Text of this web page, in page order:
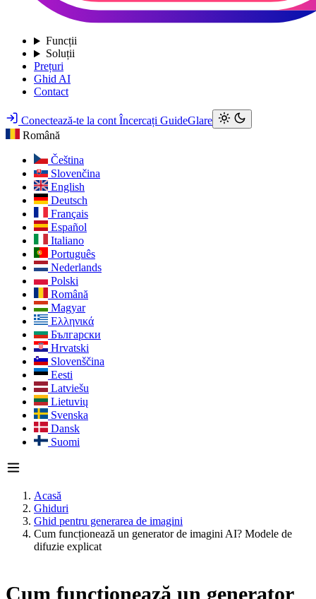
Funcții
Soluții
Prețuri
Ghid AI
Contact
Conectează-te la cont Încercați GuideGlare
Română
Čeština
Slovenčina
English
Deutsch
Français
Español
Italiano
Português
Nederlands
Polski
Română
Magyar
Ελληνικά
Български
Hrvatski
Slovenščina
Eesti
Latviešu
Lietuvių
Svenska
Dansk
Suomi
Acasă
Ghiduri
Ghid pentru generarea de imagini
Cum funcționează un generator de imagini AI? Modele de
difuzie explicat
Cum funcționează un generator